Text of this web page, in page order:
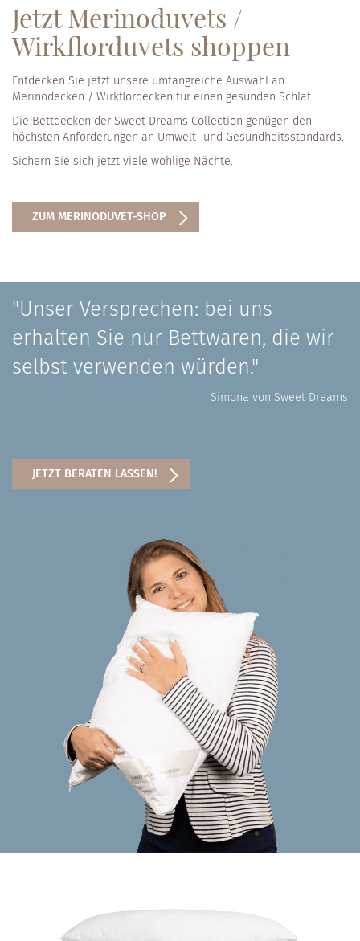
Jetzt Merinoduvets /
Wirkflorduvets shoppen
Entdecken Sie jetzt unsere umfangreiche Auswahl an
Merinodecken / Wirkflordecken für einen gesunden Schlaf.
Die Bettdecken der Sweet Dreams Collection genügen den
höchsten Anforderungen an Umwelt- und Gesundheitsstandards.
Sichern Sie sich jetzt viele wohlige Nächte.
ZUM MERINODUVET-SHOP
"Unser Versprechen: bei uns
erhalten Sie nur Bettwaren, die wir
selbst verwenden würden."
Simona von Sweet Dreams
JETZT BERATEN LASSEN!